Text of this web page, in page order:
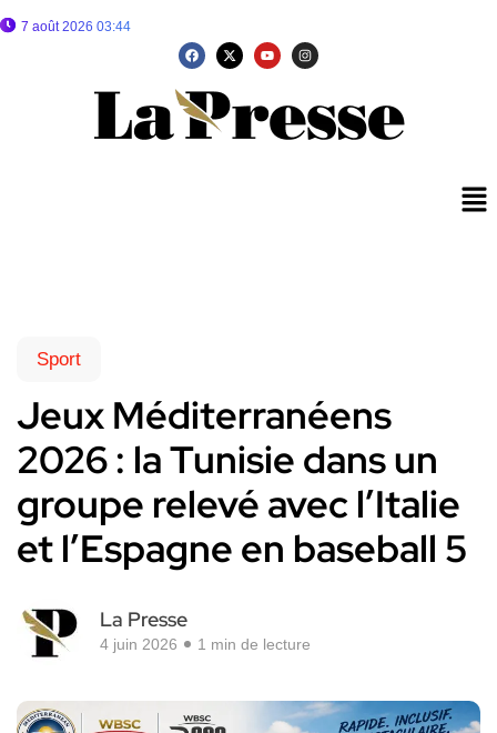
7 août 2026 03:44
Sport
Jeux Méditerranéens
2026 : la Tunisie dans un
groupe relevé avec l’Italie
et l’Espagne en baseball 5
La Presse
4 juin 2026 1 min de lecture